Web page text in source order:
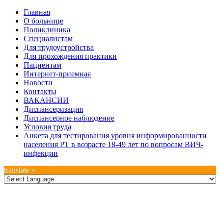
Дополнительное
меню
Главная
О больнице
Поликлиника
Специалистам
Для трудоустройства
Для прохождения практики
Пациентам
Интернет-приемная
Новости
Контакты
ВАКАНСИИ
Диспансеризация
Диспансерное наблюдение
Условия труда
Анкета для тестирования уровня информированности
населения РТ в возрасте 18-49 лет по вопросам ВИЧ-
инфекции
translate »